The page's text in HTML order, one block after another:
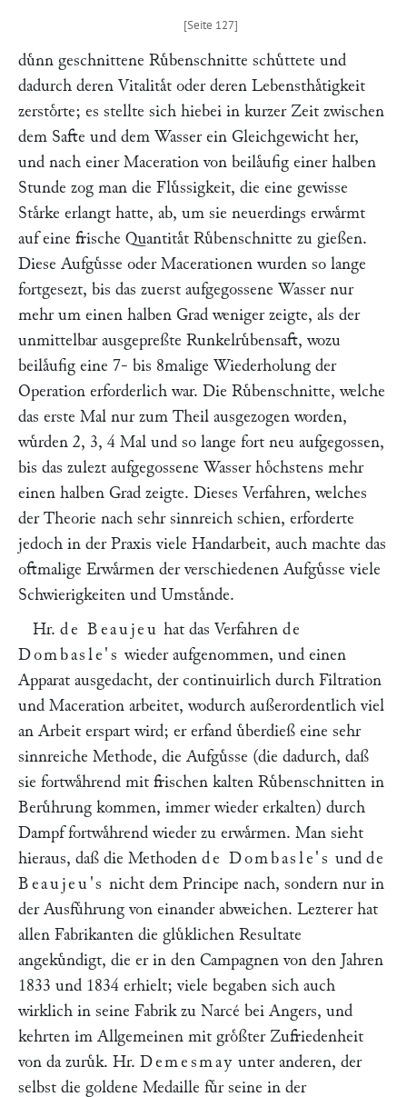
duͤnn geschnittene Ruͤbenschnitte schuͤttete und
dadurch deren Vitalitaͤt oder deren Lebensthaͤtigkeit
zerstoͤrte; es stellte sich hiebei in kurzer Zeit zwischen
dem Safte und dem Wasser ein Gleichgewicht her,
und nach einer Maceration von beilaͤufig einer halben
Stunde zog man die Fluͤssigkeit, die eine gewisse
Staͤrke erlangt hatte, ab, um sie neuerdings erwaͤrmt
auf eine frische Quantitaͤt Ruͤbenschnitte zu gießen.
Diese Aufguͤsse oder Macerationen wurden so lange
fortgesezt, bis das zuerst aufgegossene Wasser nur
mehr um einen halben Grad weniger zeigte, als der
unmittelbar ausgepreßte Runkelruͤbensaft, wozu
beilaͤufig eine 7- bis 8malige Wiederholung der
Operation erforderlich war. Die Ruͤbenschnitte, welche
das erste Mal nur zum Theil ausgezogen worden,
wuͤrden 2, 3, 4 Mal und so lange fort neu aufgegossen,
bis das zulezt aufgegossene Wasser hoͤchstens mehr
einen halben Grad zeigte. Dieses Verfahren, welches
der Theorie nach sehr sinnreich schien, erforderte
jedoch in der Praxis viele Handarbeit, auch machte das
oftmalige Erwaͤrmen der verschiedenen Aufguͤsse viele
Schwierigkeiten und Umstaͤnde.
Hr. de Beaujeu hat das Verfahren de
Dombasle's wieder aufgenommen, und einen
Apparat ausgedacht, der continuirlich durch Filtration
und Maceration arbeitet, wodurch außerordentlich viel
an Arbeit erspart wird; er erfand uͤberdieß eine sehr
sinnreiche Methode, die Aufguͤsse (die dadurch, daß
sie fortwaͤhrend mit frischen kalten Ruͤbenschnitten in
Beruͤhrung kommen, immer wieder erkalten) durch
Dampf fortwaͤhrend wieder zu erwaͤrmen. Man sieht
hieraus, daß die Methoden de Dombasle's und de
Beaujeu's nicht dem Principe nach, sondern nur in
der Ausfuͤhrung von einander abweichen. Lezterer hat
allen Fabrikanten die gluͤklichen Resultate
angekuͤndigt, die er in den Campagnen von den Jahren
1833 und 1834 erhielt; viele begaben sich auch
wirklich in seine Fabrik zu Narcé bei Angers, und
kehrten im Allgemeinen mit groͤßter Zufriedenheit
von da zuruͤk. Hr. Demesmay unter anderen, der
selbst die goldene Medaille fuͤr seine in der